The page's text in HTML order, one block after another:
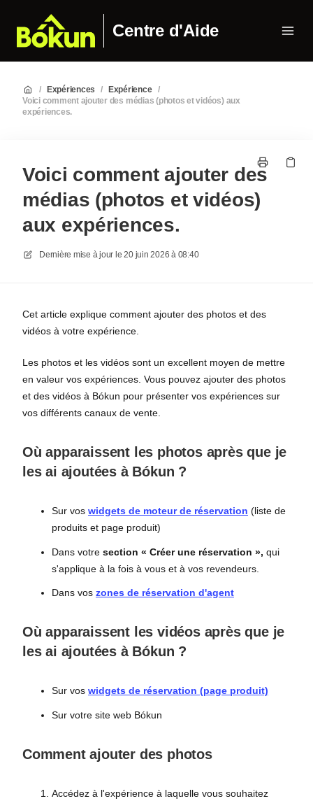
Centre d'Aide
/ Expériences / Expérience
/
Voici comment ajouter des médias (photos et vidéos) aux
expériences.
Voici comment ajouter des
médias (photos et vidéos)
aux expériences.
Dernière mise à jour le 20 juin 2026 à 08:40
Cet article explique comment ajouter des photos et des
vidéos à votre expérience.
Les photos et les vidéos sont un excellent moyen de mettre
en valeur vos expériences. Vous pouvez ajouter des photos
et des vidéos à Bókun pour présenter vos expériences sur
vos différents canaux de vente.
Où apparaissent les photos après que je
les ai ajoutées à Bókun ?
Sur vos widgets de moteur de réservation (liste de
produits et page produit)
Dans votre section « Créer une réservation », qui
s'applique à la fois à vous et à vos revendeurs.
Dans vos zones de réservation d'agent
Où apparaissent les vidéos après que je
les ai ajoutées à Bókun ?
Sur vos widgets de réservation (page produit)
Sur votre site web Bókun
Comment ajouter des photos
Accédez à l'expérience à laquelle vous souhaitez